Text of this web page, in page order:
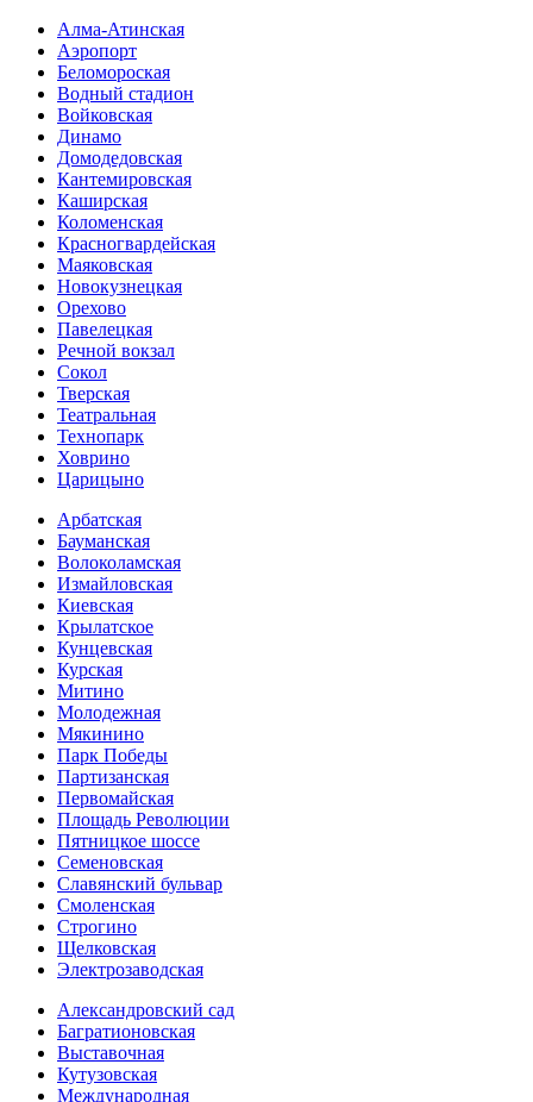
Алма-Атинская
Аэропорт
Беломороская
Водный стадион
Войковская
Динамо
Домоде­довская
Кантеми­ровская
Каширская
Коломенская
Красногвар­дейская
Маяковская
Новокузнецкая
Орехово
Павелецкая
Речной вокзал
Сокол
Тверская
Театральная
Технопарк
Ховрино
Царицыно
Арбатская
Бауманская
Волоколамская
Измайловская
Киевская
Крылатское
Кунцевская
Курская
Митино
Молодежная
Мякинино
Парк Победы
Партизанская
Первомайская
Площадь Революции
Пятницкое шоссе
Семеновская
Славянский бульвар
Смоленская
Строгино
Щелковская
Электро­заводская
Александ­ровский сад
Багратионовская
Выставочная
Кутузовская
Международная